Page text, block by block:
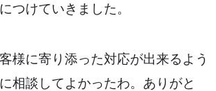
つけていきました。
様に寄り添った対応が出来るよう
相談してよかったわ。ありがと